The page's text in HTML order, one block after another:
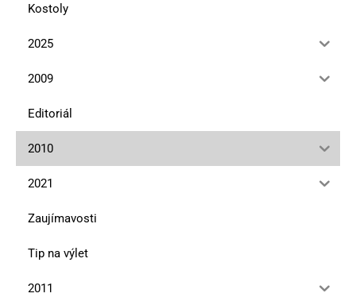
Kostoly
2025
2009
Editoriál
2010
2021
Zaujímavosti
Tip na výlet
2011